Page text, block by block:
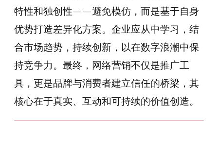
特性和独创性——避免模仿，而是基于自身
优势打造差异化方案。企业应从中学习，结
合市场趋势，持续创新，以在数字浪潮中保
持竞争力。最终，网络营销不仅是推广工
具，更是品牌与消费者建立信任的桥梁，其
核心在于真实、互动和可持续的价值创造。